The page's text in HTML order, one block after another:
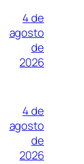
4 de
agosto
de
2026
4 de
agosto
de
2026